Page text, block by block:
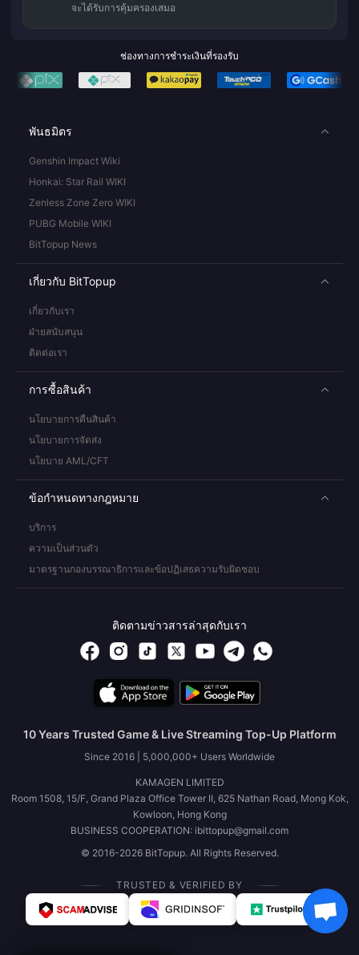
จะได้รับการคุ้มครองเสมอ
ช่องทางการชำระเงินที่รองรับ
พันธมิตร
Genshin Impact Wiki
Honkai: Star Rail WIKI
Zenless Zone Zero WIKI
PUBG Mobile WIKI
BitTopup News
เกี่ยวกับ BitTopup
เกี่ยวกับเรา
ฝ่ายสนับสนุน
ติดต่อเรา
การซื้อสินค้า
นโยบายการคืนสินค้า
นโยบายการจัดส่ง
นโยบาย AML/CFT
ข้อกำหนดทางกฎหมาย
บริการ
ความเป็นส่วนตัว
มาตรฐานกองบรรณาธิการและข้อปฏิเสธความรับผิดชอบ
ติดตามข่าวสารล่าสุดกับเรา
10 Years Trusted Game & Live Streaming Top-Up Platform
Since 2016 | 5,000,000+ Users Worldwide
KAMAGEN LIMITED
Room 1508, 15/F, Grand Plaza Office Tower II, 625 Nathan Road, Mong Kok,
Kowloon, Hong Kong
BUSINESS COOPERATION: ibittopup@gmail.com
© 2016-2026 BitTopup. All Rights Reserved.
TRUSTED & VERIFIED BY